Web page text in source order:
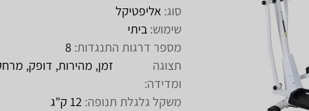
סוג: אליפטיקל
שימוש: ביתי
מספר דרגות התנגדות: 8
תצוגה
ומדידה:
משקל גלגלת תנופה: 12 ק"ג